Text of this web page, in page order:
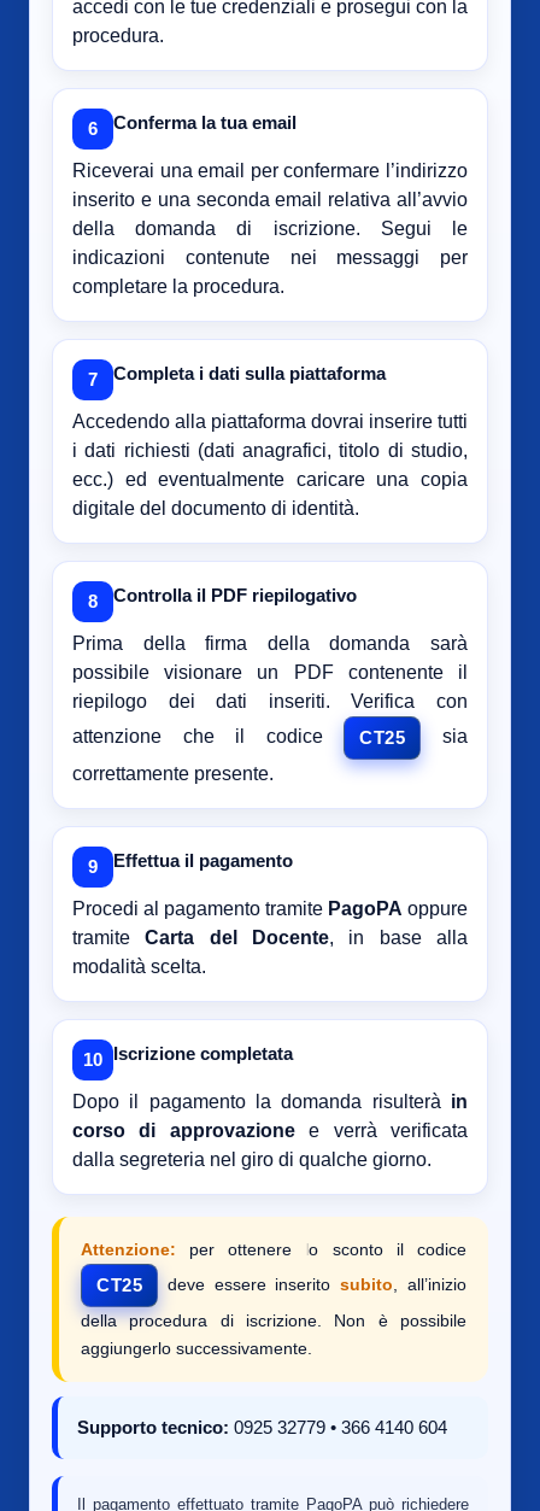
accedi con le tue credenziali e prosegui con la
procedura.
6 Conferma la tua email
Riceverai una email per confermare l’indirizzo
inserito e una seconda email relativa all’avvio
della domanda di iscrizione. Segui le
indicazioni contenute nei messaggi per
completare la procedura.
7 Completa i dati sulla piattaforma
Accedendo alla piattaforma dovrai inserire tutti
i dati richiesti (dati anagrafici, titolo di studio,
ecc.) ed eventualmente caricare una copia
digitale del documento di identità.
8 Controlla il PDF riepilogativo
Prima della firma della domanda sarà
possibile visionare un PDF contenente il
riepilogo dei dati inseriti. Verifica con
attenzione che il codice
CT25
sia
correttamente presente.
9 Effettua il pagamento
Procedi al pagamento tramite PagoPA oppure
tramiteCarta del Docente, in base alla
modalità scelta.
10 Iscrizione completata
Dopo il pagamento la domanda risulterà in
corso di approvazionee verrà verificata
dalla segreteria nel giro di qualche giorno.
Attenzione: per ottenere lo sconto il codice
CT25 deve essere inseritosubito , all’inizio
della procedura di iscrizione. Non è possibile
aggiungerlo successivamente.
Supporto tecnico: 0925 32779 • 366 4140 604
Il pagamento effettuato tramite PagoPA può richiedere